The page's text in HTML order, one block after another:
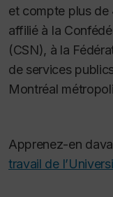
et compte plus
affilié à la
(CSN), à la
de services
Montréal
Apprenez-en
travail de